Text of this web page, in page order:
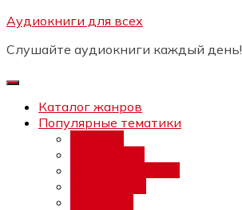
Перейти
содержимому
Аудиокниги для всех
Слушайте аудиокниги каждый день!
Каталог жанров
Популярные тематики
Бесплатный интенсив:
каналов"